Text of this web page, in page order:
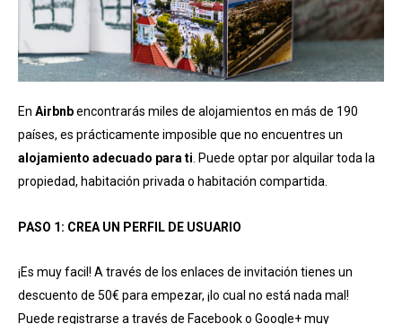
En Airbnbencontrarás miles de alojamientos en más de 190
países, es prácticamente imposible que no encuentres un
alojamiento adecuado para ti. Puede optar por alquilar toda la
propiedad, habitación privada o habitación compartida.
PASO 1: CREA UN PERFIL DE USUARIO
¡Es muy facil! A través de los enlaces de invitación tienes un
descuento de 50€ para empezar, ¡lo cual no está nada mal!
Puede registrarse a través de Facebook o Google+ muy